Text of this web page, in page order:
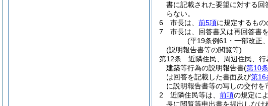
書に記載された要望に対する回
らない。
6
市長は、 前5項に規定するも
7
市長は、回答書又は再回答書
(平19条例61・一部改正
(説明報告書等の閲覧等)
第12条
近隣住民、周辺住民、
建築等行為の説明報告書(第10
は回答を記載した書面及び第16
に説明報告書等の写しの交付を
2
近隣住民等は、 前項の規定に
長に閲覧等申出書を提出しなけ